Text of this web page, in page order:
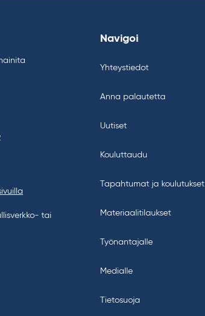
tai
Navigoi
Yhteystiedot
Anna palautetta
Uutiset
Kouluttaudu
Tapahtumat ja koulutukset
Materiaalitilaukset
Työnantajalle
Medialle
Tietosuoja